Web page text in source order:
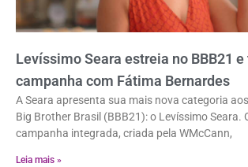
Levíssimo Seara estreia no BBB21
campanha com Fátima Bernardes
A Seara apresenta sua mais nova categoria
Big Brother Brasil (BBB21): o Levíssimo Seara.
campanha integrada, criada pela WMcCann,
Leia mais »